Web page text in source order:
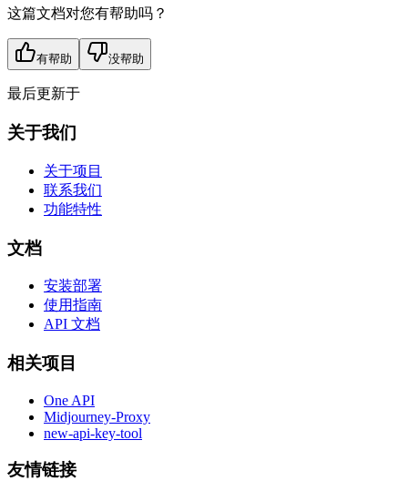
这篇文档对您有帮助吗？
有帮助 没帮助
最后更新于
关于我们
关于项目
联系我们
功能特性
文档
安装部署
使用指南
API 文档
相关项目
One API
Midjourney-Proxy
new-api-key-tool
友情链接